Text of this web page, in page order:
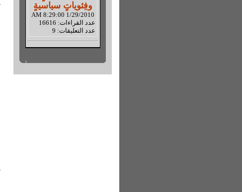
وفِئوياتٍ سياسيةٍ
1/29/2010 8:29:00 AM
عدد القراءات: 16616
عدد التعليقات: 9